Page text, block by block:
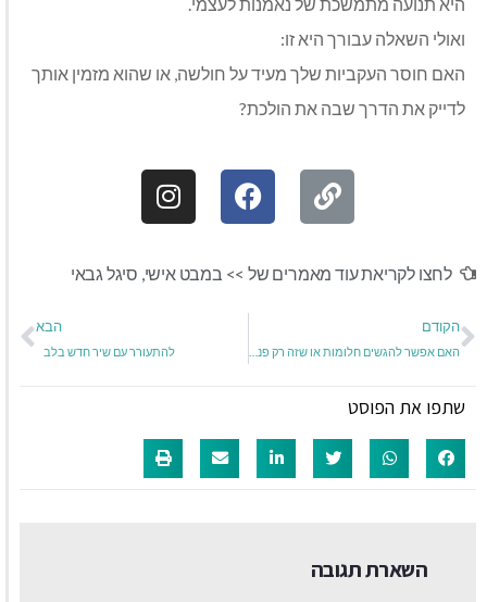
ואולי השאלה עבורך היא זו:
האם חוסר העקביות שלך מעיד על חולשה, או שהוא מזמין אותך
לדייק את הדרך שבה את הולכת?
לחצו לקריאת עוד מאמרים של >> במבט אישי, סיגל גבאי
הקודם הבא
להתעורר עם שיר חדש בלב
שתפו את הפוסט
השארת תגובה